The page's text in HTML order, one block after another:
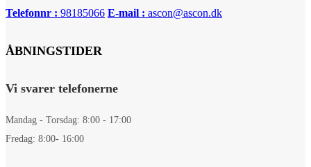
Telefonnr : 98185066 E-mail : ascon@ascon.dk
ÅBNINGSTIDER
Vi svarer telefonerne
Mandag - Torsdag: 8:00 - 17:00
Fredag: 8:00- 16:00